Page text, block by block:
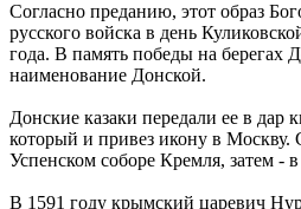
Согласно преданию, этот образ
русского войска в день
года. В память победы на берегах
наименование Донской.
Донские казаки передали ее в
который и привез икону в Москву.
Успенском соборе Кремля, затем -
В 1591 году крымский царевич